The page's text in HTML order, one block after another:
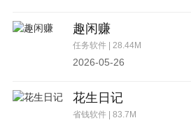
趣闲赚
任务软件 | 28.44M
2026-05-26
花生日记
省钱软件 | 83.7M